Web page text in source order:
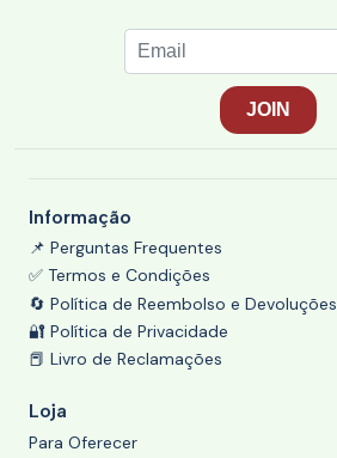
Informação
📌 Perguntas Frequentes
✅ Termos e Condições
🔄 Política de Reembolso e Devoluções
🔐 Política de Privacidade
📕 Livro de Reclamações
Loja
Para Oferecer